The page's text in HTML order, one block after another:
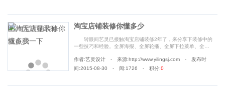
淘宝店铺装修你懂多少
转眼间艺灵已接触淘宝店铺装修2年了，来分享下装修中的
一些技巧和经验。全屏海报、全屏轮播、全屏下拉菜单、全屏
作者:艺灵设计 - 来源:http://www.yilingsj.com - 发布时
间:2015-08-30 - 阅:1726 - 积分:0